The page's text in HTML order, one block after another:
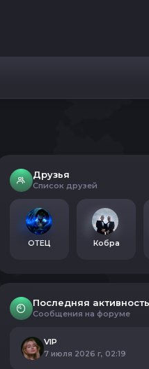
Друзья
Список друзей
ОТЕЦ Кобра
Последняя активность
Сообщения на форуме
VIP
7 июля 2026 г, 02:19